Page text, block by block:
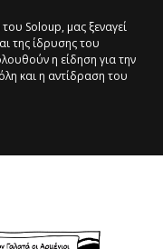
του Soloup, μας ξεναγεί
της ίδρυσης του
η είδηση για την
και η αντίδραση του